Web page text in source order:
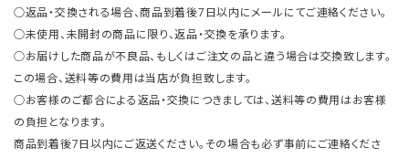
○返品・交換される場合、商品到着後7日以内にメールにてご連絡ください。
○未使用、未開封の商品に限り、返品・交換を承ります。
○お届けした商品が不良品、もしくはご注文の品と違う場合は交換致します。
この場合、送料等の費用は当店が負担致します。
○お客様のご都合による返品・交換につきましては、送料等の費用はお客様
の負担となります。
商品到着後7日以内にご返送ください。その場合も必ず事前にご連絡くださ